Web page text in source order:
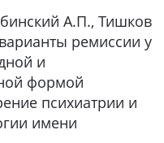
А.П., Тишков
ремиссии у
и
формой
психиатрии и
имени